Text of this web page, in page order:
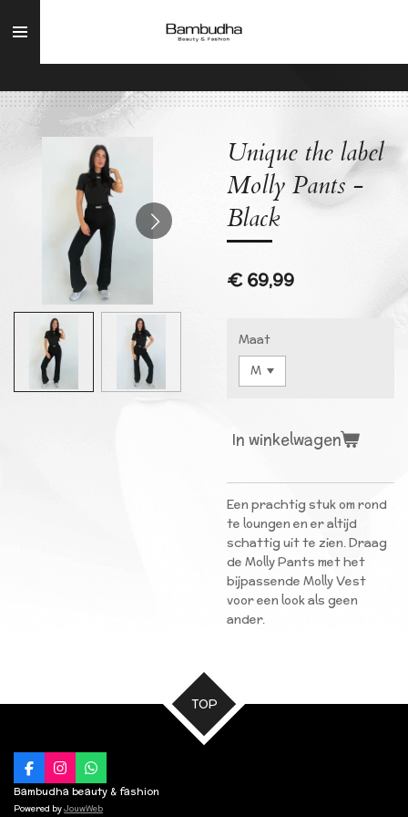
direct
hoofdinhoud
Unique the label
Molly Pants -
Black
€ 69,99
Maat
In winkelwagen
Een prachtig stuk om rond
te loungen en er altijd
schattig uit te zien. Draag
de Molly Pants met het
bijpassende Molly Vest
voor een look als geen
ander.
TOP
F
a
c
I
n
s
W
h
a
Bambudha beauty & fashion
Powered byJouwWeb